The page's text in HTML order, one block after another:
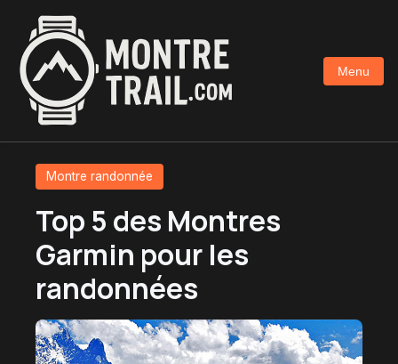
contenu
principal
Menu
Montre randonnée
Top 5 des Montres
Garmin pour les
randonnées